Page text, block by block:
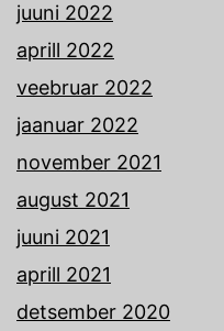
juuni 2022
aprill 2022
veebruar 2022
jaanuar 2022
november 2021
august 2021
juuni 2021
aprill 2021
detsember 2020